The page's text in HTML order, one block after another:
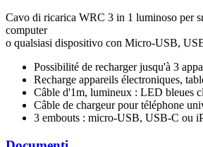
Cavo di ricarica WRC 3 in 1 luminoso per
computer
o qualsiasi dispositivo con Micro-USB,
Possibilité de recharger jusqu'à 3
Recharge appareils électroniques,
Câble d'1m, lumineux : LED bleues
Câble de chargeur pour téléphone
3 embouts : micro-USB, USB-C ou